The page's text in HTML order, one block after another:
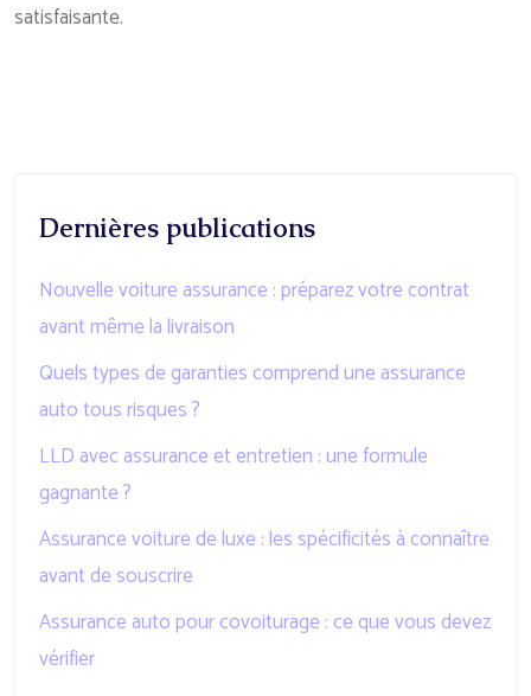
satisfaisante.
Dernières publications
Nouvelle voiture assurance : préparez votre contrat
avant même la livraison
Quels types de garanties comprend une assurance
auto tous risques ?
LLD avec assurance et entretien : une formule
gagnante ?
Assurance voiture de luxe : les spécificités à connaître
avant de souscrire
Assurance auto pour covoiturage : ce que vous devez
vérifier